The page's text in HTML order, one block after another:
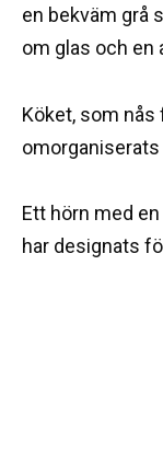
en bekväm grå
om glas och en
Köket, som nås
Ett hörn med
har designats